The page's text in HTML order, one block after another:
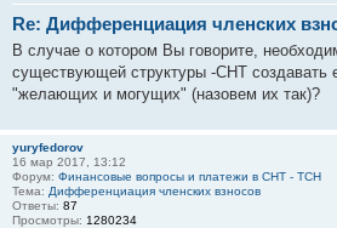
Re: Дифференциация членских
В случае о котором Вы говорите,
существующей структуры -СНТ создавать
"желающих и могущих" (назовем их так)?
yuryfedorov
16 мар 2017, 13:12
Форум: Финансовые вопросы и платежи в СНТ - ТСН
Тема: Дифференциация членских взносов
Ответы: 87
Просмотры: 1280234